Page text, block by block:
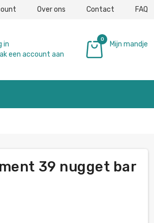
Over ons Contact FAQ
in
een account aan
0
Mijn mandje
39 nugget bar